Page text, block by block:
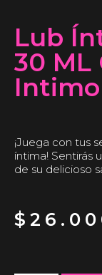
Lub
30 ML
Intimo
¡Juega con tus
íntima! Sentirás
de su delicioso
$